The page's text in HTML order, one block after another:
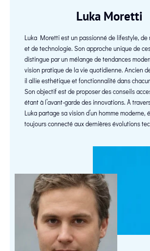
Luka Moretti
Luka Moretti est un passionné de lifestyle, de
et de technologie. Son approche unique de
distingue par un mélange de tendances
vision pratique de la vie quotidienne. Ancien
il allie esthétique et fonctionnalité dans
Son objectif est de proposer des conseils
étant à l’avant-garde des innovations. À
Luka partage sa vision d’un homme moderne,
toujours connecté aux dernières évolutions